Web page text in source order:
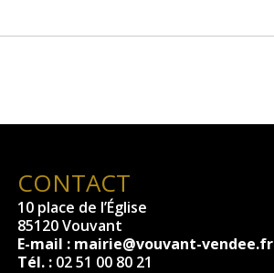
CONTACT
10 place de l’Église
85120 Vouvant
E-mail : mairie@vouvant-vendee.fr
Tél. :02 51 00 80 21